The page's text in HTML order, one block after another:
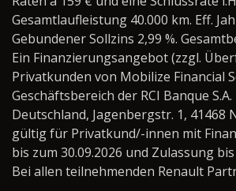
Gesamtlaufleistung 40.000 km. Eff.
Gebundener Sollzins 2,99 %.
Ein Finanzierungsangebot (zzgl.
Privatkunden von Mobilize Financial
Geschäftsbereich der RCI Banque
Deutschland, Jagenbergstr. 1, 41468
gültig für Privatkund/-innen mit
bis zum 30.09.2026 und Zulassung bis
Bei allen teilnehmenden Renault